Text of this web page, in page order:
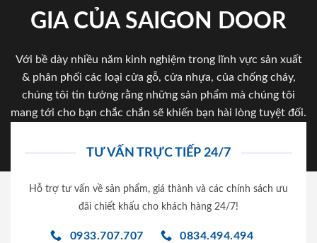
GIA CỦA SAIGON DOOR
Với bề dày nhiều năm kinh nghiệm trong lĩnh vực sản xuất
& phân phối các loại cửa gỗ, cửa nhựa, của chống cháy,
chúng tôi tin tưởng rằng những sản phẩm mà chúng tôi
mang tới cho bạn chắc chắn sẽ khiến bạn hài lòng tuyệt đối.
TƯ VẤN TRỰC TIẾP 24/7
Hỗ trợ tư vấn về sản phẩm, giá thành và các chính sách ưu
đãi chiết khấu cho khách hàng 24/7!
0933.707.707 0834.494.494